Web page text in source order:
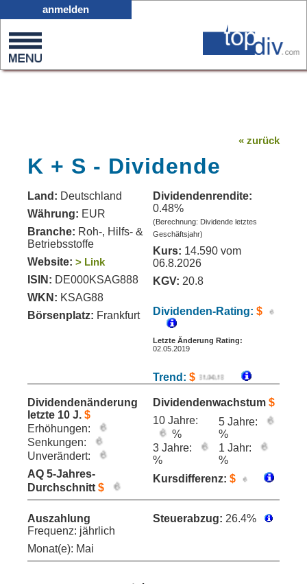
0
on
anmelden
« zurück
K + S - Dividende
Land: Deutschland
Währung: EUR
Branche: Roh-, Hilfs- &
Betriebsstoffe
Website: > Link
ISIN: DE000KSAG888
WKN: KSAG88
Börsenplatz: Frankfurt
Dividendenrendite:
0.48%
(Berechnung: Dividende letztes
Geschäftsjahr)
Kurs: 14.590 vom
06.8.2026
KGV: 20.8
Dividenden-Rating: $
Letzte Änderung Rating:
02.05.2019
Trend: $
Dividendenänderung
letzte 10 J. $
Erhöhungen:
Senkungen:
Unverändert:
AQ 5-Jahres-
Durchschnitt $
Dividendenwachstum $
10 Jahre:
%
5 Jahre:
%
3 Jahre:
%
1 Jahr:
%
Kursdifferenz: $
Auszahlung
Frequenz: jährlich
Monat(e): Mai
Steuerabzug: 26.4%